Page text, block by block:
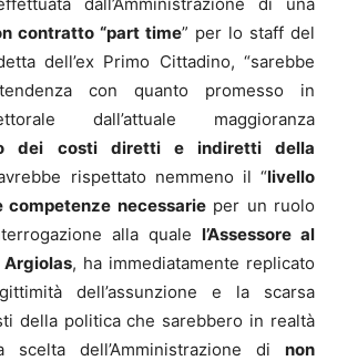
contratto “part time” per lo staff del
dell’ex Primo Cittadino, “sarebbe
con quanto promesso in
dall’attuale maggioranza
dei
costi diretti e indiretti della
rispettato nemmeno il “livello
necessarieper un ruolo
alla quale l’Assessore al
Argiolas, ha immediatamente replicato
dell’assunzione e la scarsa
della politica che sarebbero in realtà
scelta dell’Amministrazione di non